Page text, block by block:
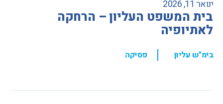
ינואר 11, 2026
בית המשפט העליון – הרחקה
לאתיופיה
בימ"ש עליון , פסיקה